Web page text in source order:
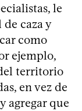
le
caza y
como
ejemplo,
territorio
en vez de
agregar que